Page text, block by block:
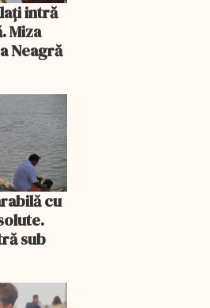
intră
Miza
Neagră
cu
sub